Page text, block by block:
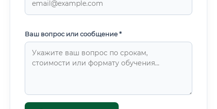
Ваш вопрос или сообщение *